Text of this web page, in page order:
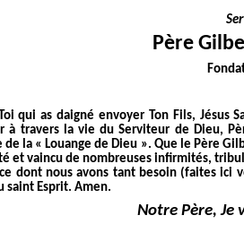
Père
qui as daigné envoyer Ton Fils, Jésus
à travers la vie du Serviteur de Dieu,
de la « Louange de Dieu ». Que le Père
et vaincu de nombreuses infirmités,
dont nous avons tant besoin (faites ici
saint Esprit. Amen.
Notre Père, Je